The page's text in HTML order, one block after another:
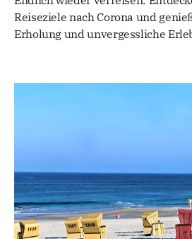
Reiseziele nach Corona und
Erholung und unvergessliche